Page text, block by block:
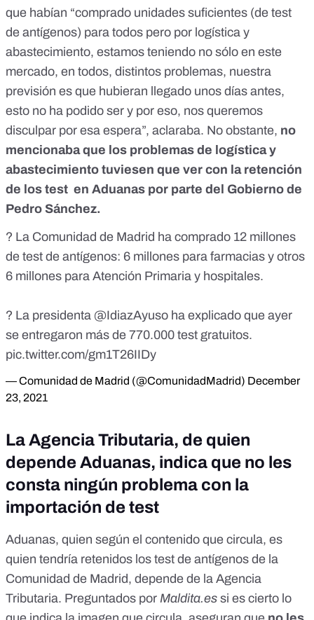
que habían “comprado unidades suficientes (de test
de antígenos) para todos pero por logística y
abastecimiento, estamos teniendo no sólo en este
mercado, en todos, distintos problemas, nuestra
previsión es que hubieran llegado unos días antes,
esto no ha podido ser y por eso, nos queremos
disculpar por esa espera”, aclaraba. No obstante, no
mencionaba que los problemas de logística y
abastecimiento tuviesen que ver con la retención
de los test en Aduanas por parte del Gobierno de
Pedro Sánchez.
? La Comunidad de Madrid ha comprado 12 millones
de test de antígenos: 6 millones para farmacias y otros
6 millones para Atención Primaria y hospitales.
? La presidenta @IdiazAyuso ha explicado que ayer
se entregaron más de 770.000 test gratuitos.
pic.twitter.com/gm1T26IIDy
— Comunidad de Madrid (@ComunidadMadrid) December
23, 2021
La Agencia Tributaria, de quien
depende Aduanas, indica que no les
consta ningún problema con la
importación de test
Aduanas, quien según el contenido que circula, es
quien tendría retenidos los test de antígenos de la
Comunidad de Madrid, depende de la Agencia
Tributaria. Preguntados por Maldita.es si es cierto lo